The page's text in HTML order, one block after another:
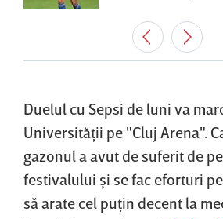
Duelul cu Sepsi de luni va
Universităţii pe "Cluj Arena".
gazonul a avut de suferit de
festivalului şi se fac eforturi
să arate cel puţin decent la